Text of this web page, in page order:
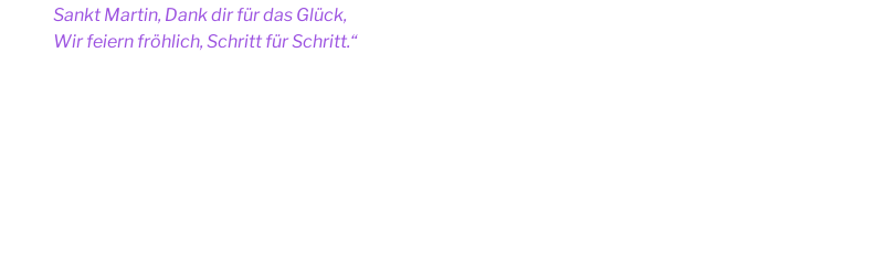
Sankt Martin, Dank dir für das Glück,
Wir feiern fröhlich, Schritt für Schritt.“